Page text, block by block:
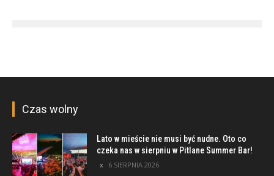
Czas wolny
Lato w mieście nie musi być nudne. Oto co
czeka nas w sierpniu w Pitlane Summer Bar!
6 SIERPNIA 2026